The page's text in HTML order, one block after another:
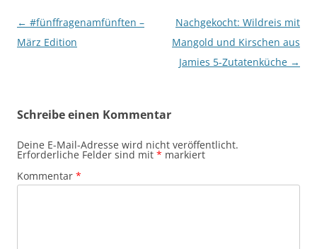
Beitragsnavigation
← #fünffragenamfünften –
März Edition
Nachgekocht: Wildreis mit
Mangold und Kirschen aus
Jamies 5-Zutatenküche →
Schreibe einen Kommentar
Deine E-Mail-Adresse wird nicht veröffentlicht.
Erforderliche Felder sind mit * markiert
Kommentar *